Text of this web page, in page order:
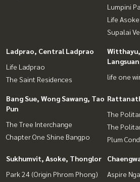
Lumpini
Life
Supalai
Ladprao, Central Ladprao
Life Ladprao
The Saint Residences
life one
Bang Sue, Wong Sawang, Tao
Pun
The Tree Interchange
Chapter One Shine Bangpo
The
The
Plum
Sukhumvit, Asoke, Thonglor
Park 24 (Origin Phrom Phong)
Aspire